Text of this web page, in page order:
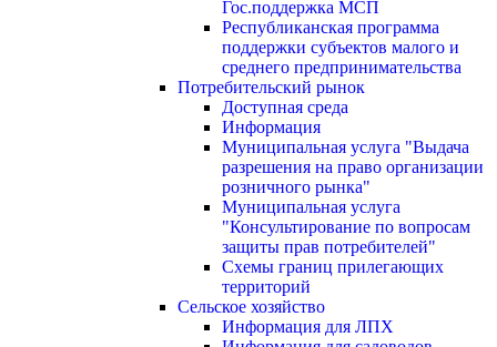
Гос.поддержка МСП
Республиканская программа
поддержки субъектов малого и
среднего предпринимательства
Потребительский рынок
Доступная среда
Информация
Муниципальная услуга "Выдача
разрешения на право организации
розничного рынка"
Муниципальная услуга
"Консультирование по вопросам
защиты прав потребителей"
Схемы границ прилегающих
территорий
Сельское хозяйство
Информация для ЛПХ